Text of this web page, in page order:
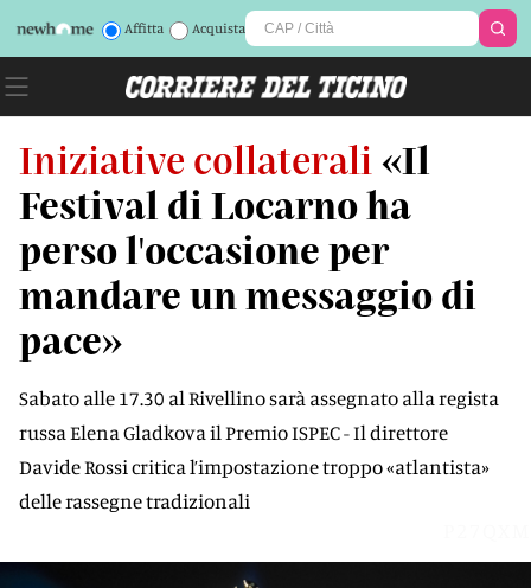
Affitta Acquista
Iniziative collaterali «Il
Festival di Locarno ha
perso l'occasione per
mandare un messaggio di
pace»
Sabato alle 17.30 al Rivellino sarà assegnato alla regista
russa Elena Gladkova il Premio ISPEC - Il direttore
Davide Rossi critica l’impostazione troppo «atlantista»
delle rassegne tradizionali